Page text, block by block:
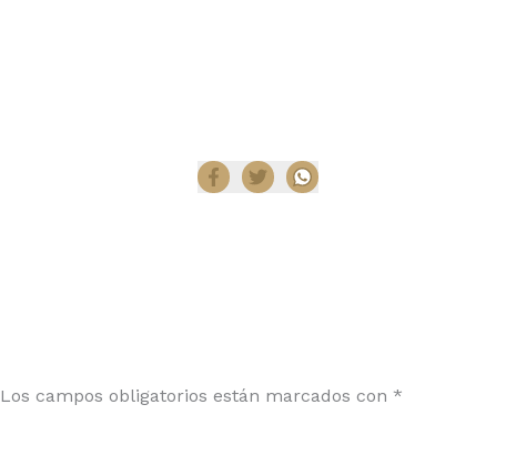
Los campos obligatorios están marcados con *